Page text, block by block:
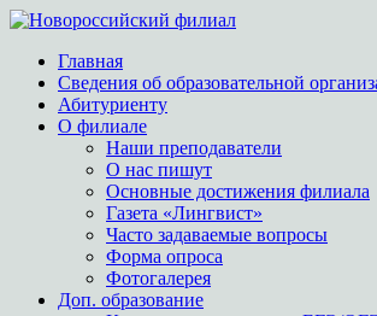
Главная
Сведения об образовательной
Абитуриенту
О филиале
Наши преподаватели
О нас пишут
Основные достижения филиала
Газета «Лингвист»
Часто задаваемые вопросы
Форма опроса
Фотогалерея
Доп. образование